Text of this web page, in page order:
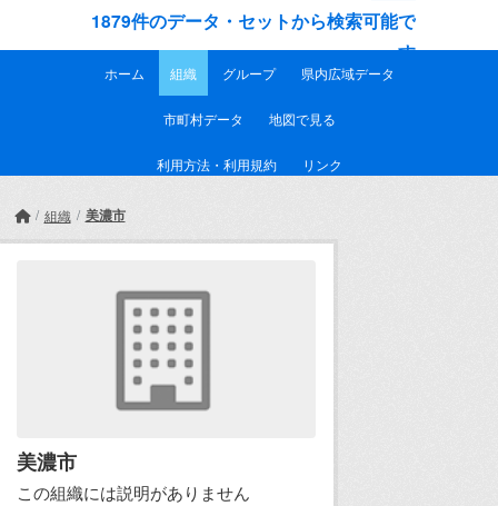
1879件のデータ・セットから検索可能で
す
ホーム 組織 グループ 県内広域データ
市町村データ 地図で見る
利用方法・利用規約 リンク
組織 美濃市
美濃市
この組織には説明がありません